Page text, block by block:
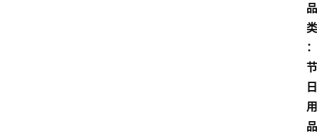
品
类
：
节
日
用
品